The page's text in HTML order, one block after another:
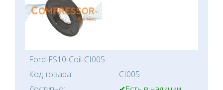
Ford-FS10-Coil-CI005
Код товара:
CI005